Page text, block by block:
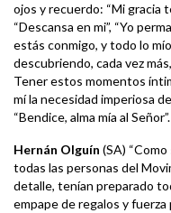
ojos y recuerdo: “Mi gracia
“Descansa en mi”, “Yo
estás conmigo, y todo lo
descubriendo, cada vez
Tener estos momentos
mí la necesidad imperiosa
“Bendice, alma mía al Señor”.
Hernán Olguín (SA)
todas las personas del
detalle, tenían preparado
empape de regalos y